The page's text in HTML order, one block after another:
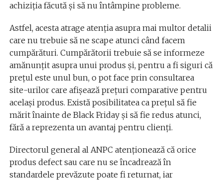
achiziția făcută și să nu întâmpine probleme.
Astfel, acesta atrage atenția asupra mai multor detalii
care nu trebuie să ne scape atunci când facem
cumpărături. Cumpărătorii trebuie să se informeze
amănunțit asupra unui produs și, pentru a fi siguri că
prețul este unul bun, o pot face prin consultarea
site-urilor care afişează preţuri comparative pentru
acelaşi produs. Există posibilitatea ca prețul să fie
mărit înainte de Black Friday și să fie redus atunci,
fără a reprezenta un avantaj pentru clienți.
Directorul general al ANPC atenționează că orice
produs defect sau care nu se încadrează în
standardele prevăzute poate fi returnat, iar